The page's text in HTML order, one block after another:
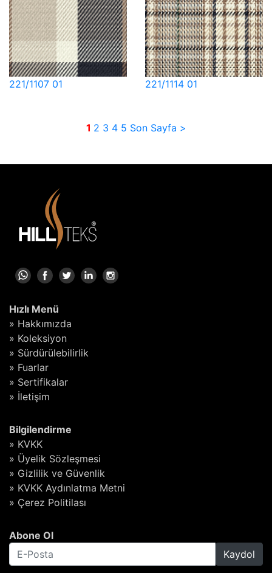
221/1107 01 221/1114 01
1 2 3 4 5 Son Sayfa >
Hızlı Menü
» Hakkımızda
» Koleksiyon
» Sürdürülebilirlik
» Fuarlar
» Sertifikalar
» İletişim
Bilgilendirme
» KVKK
» Üyelik Sözleşmesi
» Gizlilik ve Güvenlik
» KVKK Aydınlatma Metni
» Çerez Politilası
Abone Ol
Kaydol